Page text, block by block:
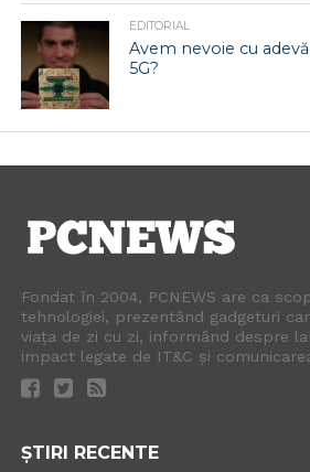
EDITORIAL
Avem nevoie cu
5G?
Fondat în 2004, PCNEWS are ca
tehnologiei, prezentând gadgeturi
viața de zi cu zi, informând despre
impact legate de IT&C și
ȘTIRI RECENTE